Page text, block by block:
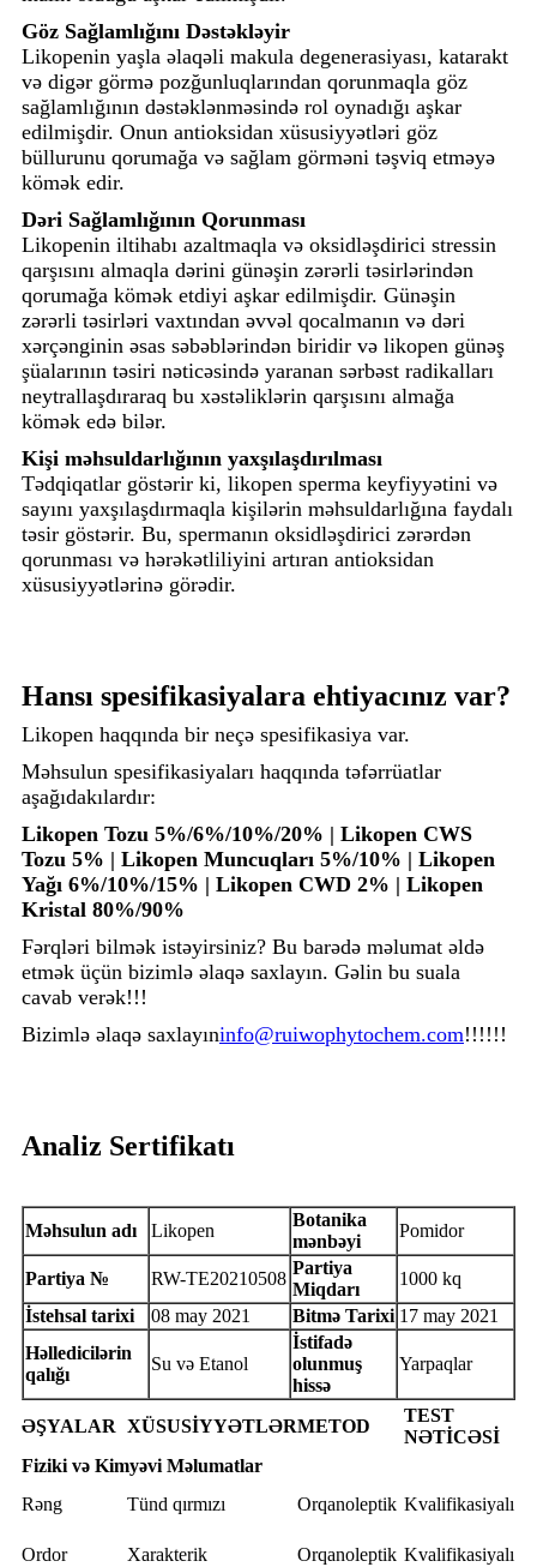
Göz Sağlamlığını Dəstəkləyir
Likopenin yaşla əlaqəli makula degenerasiyası, katarakt
və digər görmə pozğunluqlarından qorunmaqla göz
sağlamlığının dəstəklənməsində rol oynadığı aşkar
edilmişdir. Onun antioksidan xüsusiyyətləri göz
büllurunu qorumağa və sağlam görməni təşviq etməyə
kömək edir.
Dəri Sağlamlığının Qorunması
Likopenin iltihabı azaltmaqla və oksidləşdirici stressin
qarşısını almaqla dərini günəşin zərərli təsirlərindən
qorumağa kömək etdiyi aşkar edilmişdir. Günəşin
zərərli təsirləri vaxtından əvvəl qocalmanın və dəri
xərçənginin əsas səbəblərindən biridir və likopen günəş
şüalarının təsiri nəticəsində yaranan sərbəst radikalları
neytrallaşdıraraq bu xəstəliklərin qarşısını almağa
kömək edə bilər.
Kişi məhsuldarlığının yaxşılaşdırılması
Tədqiqatlar göstərir ki, likopen sperma keyfiyyətini və
sayını yaxşılaşdırmaqla kişilərin məhsuldarlığına faydalı
təsir göstərir. Bu, spermanın oksidləşdirici zərərdən
qorunması və hərəkətliliyini artıran antioksidan
xüsusiyyətlərinə görədir.
Hansı spesifikasiyalara ehtiyacınız var?
Likopen haqqında bir neçə spesifikasiya var.
Məhsulun spesifikasiyaları haqqında təfərrüatlar
aşağıdakılardır:
Likopen Tozu 5%/6%/10%/20% | Likopen CWS
Tozu 5% | Likopen Muncuqları 5%/10% | Likopen
Yağı 6%/10%/15% | Likopen CWD 2% | Likopen
Kristal 80%/90%
Fərqləri bilmək istəyirsiniz? Bu barədə məlumat əldə
etmək üçün bizimlə əlaqə saxlayın. Gəlin bu suala
cavab verək!!!
Bizimlə əlaqə saxlayıninfo@ruiwophytochem.com!!!!!!
Analiz Sertifikatı
Məhsulun adı Likopen
Botanika
mənbəyi
Pomidor
Partiya № RW-TE20210508
Partiya
Miqdarı
1000 kq
İstehsal tarixi
08 may 2021 Bitmə Tarixi 17 may 2021
Həlledicilərin
qalığı
Su və Etanol
İstifadə
olunmuş
hissə
Yarpaqlar
ƏŞYALAR XÜSUSİYYƏTLƏRMETOD
TEST
NƏTİCƏSİ
Fiziki və Kimyəvi Məlumatlar
Rəng
Tünd qırmızı Orqanoleptik Kvalifikasiyalı
Ordor Xarakterik Orqanoleptik Kvalifikasiyalı